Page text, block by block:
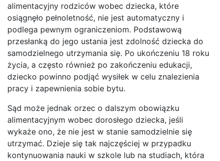
alimentacyjny rodziców wobec dziecka, które
osiągnęło pełnoletność, nie jest automatyczny i
podlega pewnym ograniczeniom. Podstawową
przesłanką do jego ustania jest zdolność dziecka do
samodzielnego utrzymania się. Po ukończeniu 18 roku
życia, a często również po zakończeniu edukacji,
dziecko powinno podjąć wysiłek w celu znalezienia
pracy i zapewnienia sobie bytu.
Sąd może jednak orzec o dalszym obowiązku
alimentacyjnym wobec dorosłego dziecka, jeśli
wykaże ono, że nie jest w stanie samodzielnie się
utrzymać. Dzieje się tak najczęściej w przypadku
kontynuowania nauki w szkole lub na studiach, która